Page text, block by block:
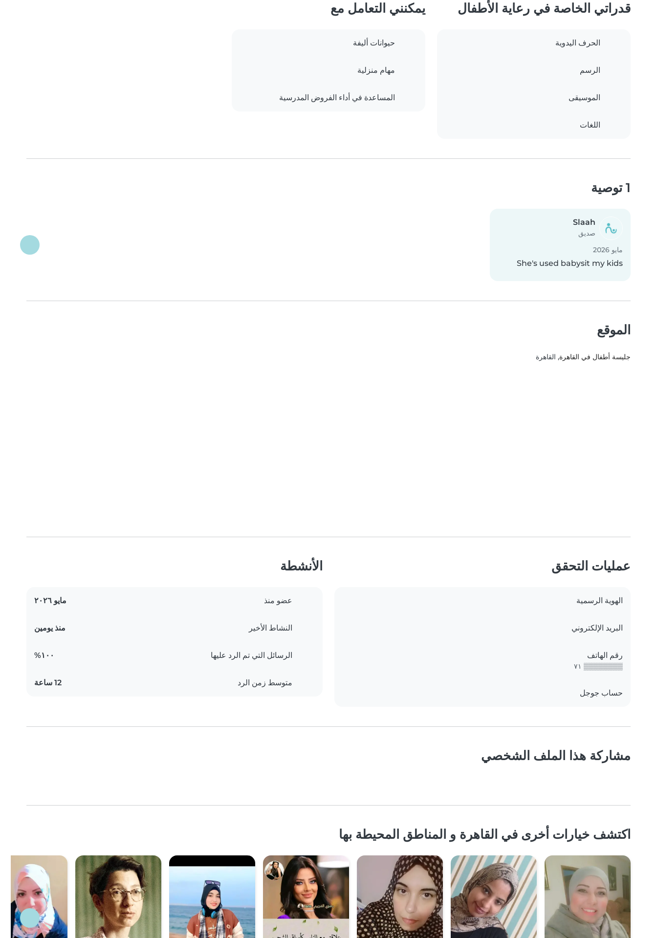
قدراتي الخاصة في رعاية الأطفال
الحرف اليدوية
الرسم
الموسيقى
اللغات
يمكنني التعامل مع
حيوانات أليفة
مهام منزلية
المساعدة في أداء الفروض المدرسية
1 توصية
Slaah
صديق
مايو 2026
She's used babysit my kids
الموقع
جليسة أطفال في القاهرة, القاهرة
عمليات التحقق
الهوية الرسمية
البريد الإلكتروني
رقم الهاتف
▒▒▒▒▒▒▒▒ ٧١
حساب جوجل
الأنشطة
عضو منذ مايو ٢٠٢٦
النشاط الأخير منذ يومين
الرسائل التي تم الرد عليها ١٠٠%
متوسط زمن الرد 12 ساعة
مشاركة هذا الملف الشخصي
اكتشف خيارات أخرى في القاهرة و المناطق المحيطة بها